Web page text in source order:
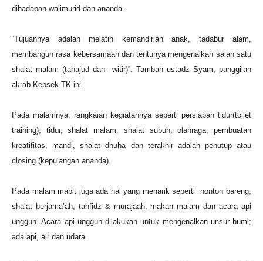
dihadapan walimurid dan ananda.
“Tujuannya adalah melatih kemandirian anak, tadabur alam,
membangun rasa kebersamaan dan tentunya mengenalkan salah satu
shalat malam (tahajud dan witir)”. Tambah ustadz Syam, panggilan
akrab Kepsek TK ini.
Pada malamnya, rangkaian kegiatannya seperti persiapan tidur(toilet
training), tidur, shalat malam, shalat subuh, olahraga, pembuatan
kreatifitas, mandi, shalat dhuha dan terakhir adalah penutup atau
closing (kepulangan ananda).
Pada malam mabit juga ada hal yang menarik seperti nonton bareng,
shalat berjama’ah, tahfidz & murajaah, makan malam dan acara api
unggun. Acara api unggun dilakukan untuk mengenalkan unsur bumi;
ada api, air dan udara.